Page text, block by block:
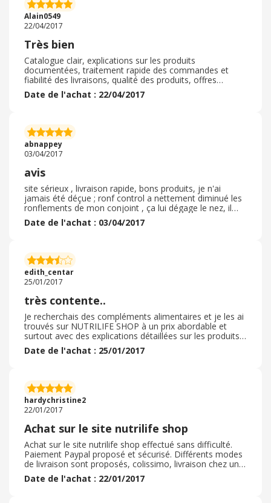
Alain0549
22/04/2017
Très bien
Catalogue clair, explications sur les produits
documentées, traitement rapide des commandes et
fiabilité des livraisons, qualité des produits, offres
promotionnelles par e-mail ciblées en fonction des
commandes précedentes.
Date de l'achat : 22/04/2017
abnappey
03/04/2017
avis
site sérieux , livraison rapide, bons produits, je n'ai
jamais été déçue ; ronf control a nettement diminué les
ronflements de mon conjoint , ça lui dégage le nez, il
respire mieux , il fait moins d'apnée du sommeil
Date de l'achat : 03/04/2017
edith_centar
25/01/2017
très contente..
Je recherchais des compléments alimentaires et je les ai
trouvés sur NUTRILIFE SHOP à un prix abordable et
surtout avec des explications détaillées sur les produits
et sur leur provenance. Il faut un certain laps de temps
pour voir leur efficacité mais je trouve qu'ils sont faciles
Date de l'achat : 25/01/2017
hardychristine2
22/01/2017
Achat sur le site nutrilife shop
Achat sur le site nutrilife shop effectué sans difficulté.
Paiement Paypal proposé et sécurisé. Différents modes
de livraison sont proposés, colissimo, livraison chez un
commerçant de proximité ou à la Poste. Je recommande
ce site.
Date de l'achat : 22/01/2017